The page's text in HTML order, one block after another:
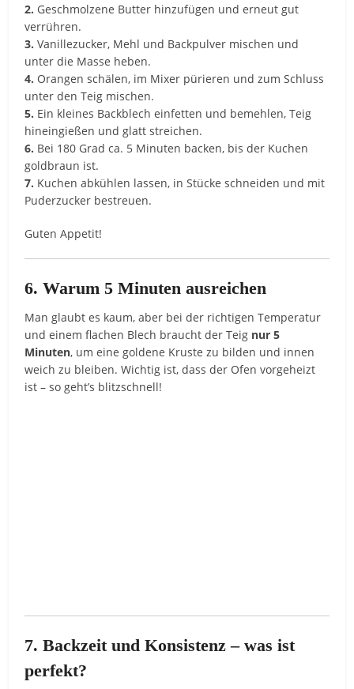
2. Geschmolzene Butter hinzufügen und erneut gut
verrühren.
3. Vanillezucker, Mehl und Backpulver mischen und
unter die Masse heben.
4. Orangen schälen, im Mixer pürieren und zum Schluss
unter den Teig mischen.
5. Ein kleines Backblech einfetten und bemehlen, Teig
hineingießen und glatt streichen.
6. Bei 180 Grad ca. 5 Minuten backen, bis der Kuchen
goldbraun ist.
7. Kuchen abkühlen lassen, in Stücke schneiden und mit
Puderzucker bestreuen.
Guten Appetit!
6. Warum 5 Minuten ausreichen
Man glaubt es kaum, aber bei der richtigen Temperatur
und einem flachen Blech braucht der Teig nur 5
Minuten, um eine goldene Kruste zu bilden und innen
weich zu bleiben. Wichtig ist, dass der Ofen vorgeheizt
ist – so geht’s blitzschnell!
7. Backzeit und Konsistenz – was ist
perfekt?